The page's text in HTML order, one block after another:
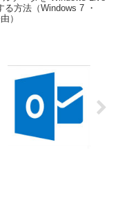
る方法（Windows 7 ・
）